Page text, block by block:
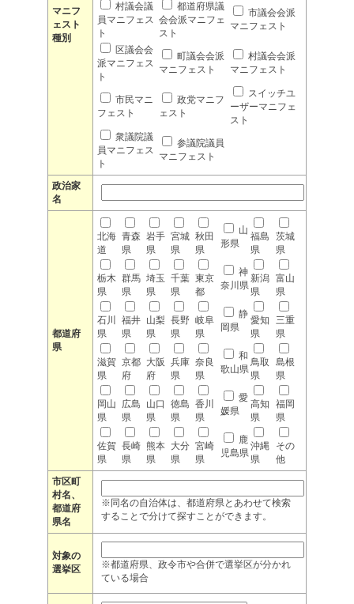
マニフ
ェスト
種別
村議会議
員マニフェス
ト
都道府県議
会会派マニフェ
スト
市議会会派
マニフェスト
区議会会
派マニフェス
ト
町議会会派
マニフェスト
村議会会派
マニフェスト
市民マニ
フェスト
政党マニフ
ェスト
スイッチユ
ーザーマニフェ
スト
衆議院議
員マニフェス
ト
参議院議員
マニフェスト
政治家
名
都道府
県
北海
道
青森
県
岩手
県
宮城
県
秋田
県
山
形県
福島
県
茨城
県
栃木
県
群馬
県
埼玉
県
千葉
県
東京
都
神
奈川県
新潟
県
富山
県
石川
県
福井
県
山梨
県
長野
県
岐阜
県
静
岡県
愛知
県
三重
県
滋賀
県
京都
府
大阪
府
兵庫
県
奈良
県
和
歌山県
鳥取
県
島根
県
岡山
県
広島
県
山口
県
徳島
県
香川
県
愛
媛県
高知
県
福岡
県
佐賀
県
長崎
県
熊本
県
大分
県
宮崎
県
鹿
児島県
沖縄
県
その
他
市区町
村名、
都道府
県名
※同名の自治体は、都道府県とあわせて検索
することで分けて探すことができます。
対象の
選挙区
※都道府県、政令市や合併で選挙区が分かれ
ている場合